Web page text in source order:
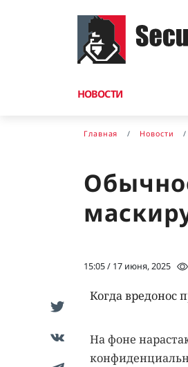
НОВОСТИ
Главная Новости
15:05 / 17 июня, 2025
Когда вредонос
На фоне